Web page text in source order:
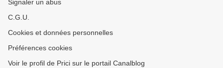
Signaler un abus
C.G.U.
Cookies et données personnelles
Préférences cookies
Voir le profil de Prici sur le portail Canalblog